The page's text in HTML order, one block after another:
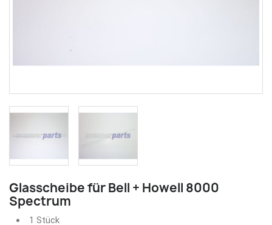
Glasscheibe für Bell + Howell 8000
Spectrum
1 Stück